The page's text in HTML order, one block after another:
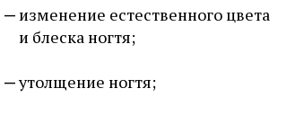
изменение естественного цвета
и блеска ногтя;
утолщение ногтя;